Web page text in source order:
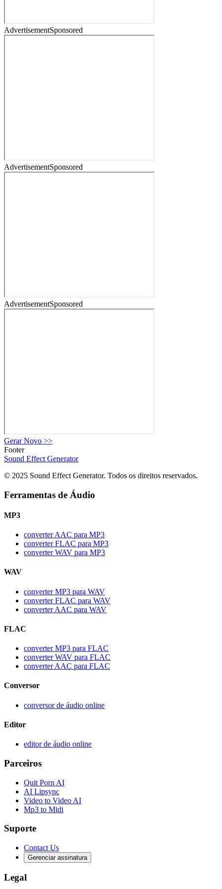
AdvertisementSponsored
AdvertisementSponsored
AdvertisementSponsored
Gerar Novo >>
Footer
Sound Effect Generator
© 2025 Sound Effect Generator. Todos os direitos reservados.
Ferramentas de Áudio
MP3
converter AAC para MP3
converter FLAC para MP3
converter WAV para MP3
WAV
converter MP3 para WAV
converter FLAC para WAV
converter AAC para WAV
FLAC
converter MP3 para FLAC
converter WAV para FLAC
converter AAC para FLAC
Conversor
conversor de áudio online
Editor
editor de áudio online
Parceiros
Quit Porn AI
AI Lipsync
Video to Video AI
Mp3 to Midi
Suporte
Contact Us
Gerenciar assinatura
Legal